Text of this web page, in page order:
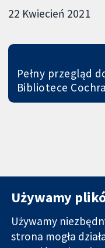
22 Kwiecień 2021
Pełny przegląd
Bibliotece
Używamy
Używamy
strona mogła